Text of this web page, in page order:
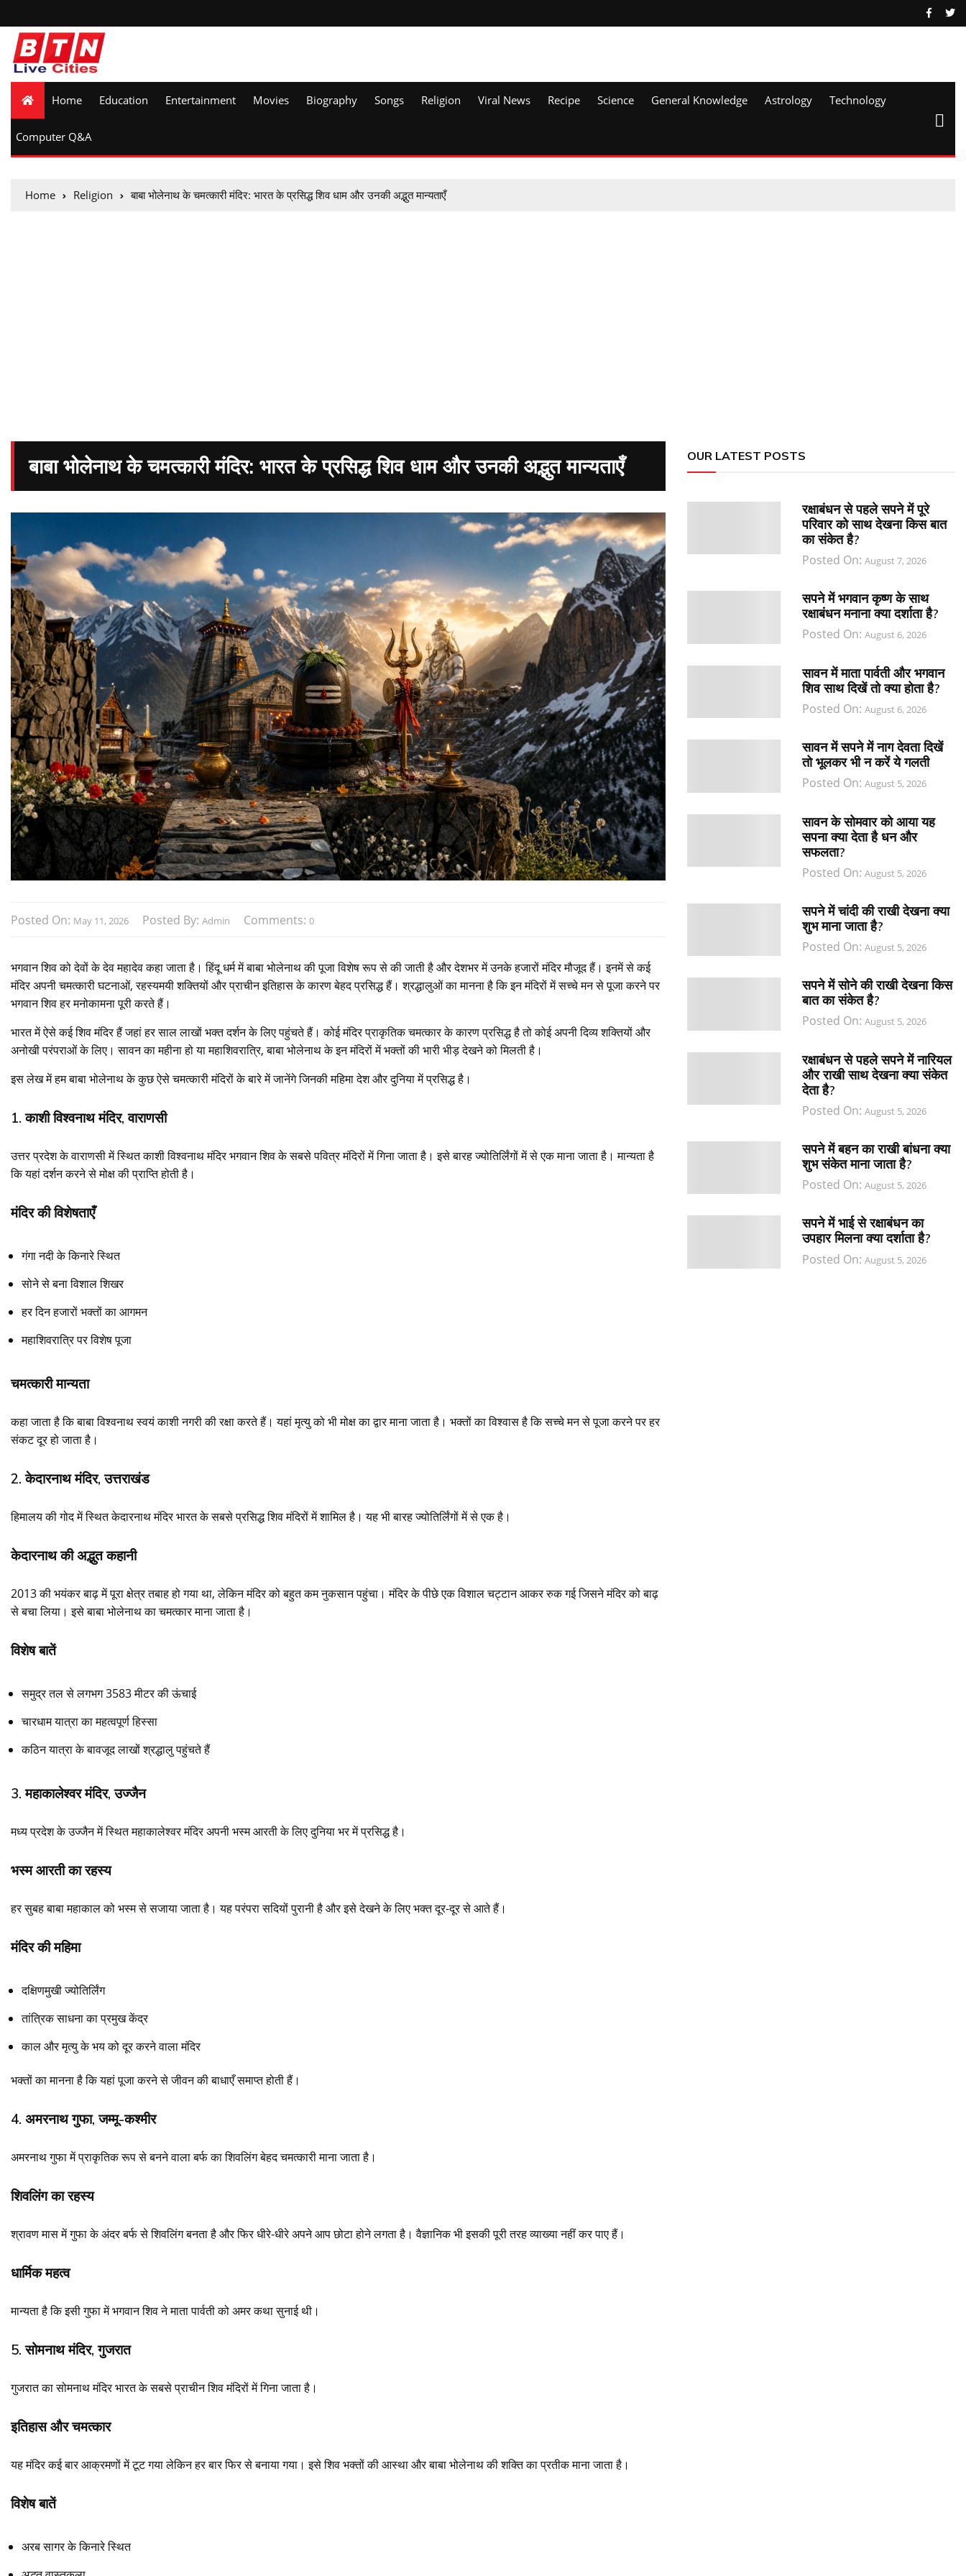
Home Education Entertainment Movies Biography Songs Religion Viral News Recipe Science General Knowledge Astrology Technology
Computer Q&A
Home Religion बाबा भोलेनाथ के चमत्कारी मंदिर: भारत के प्रसिद्ध शिव धाम और उनकी अद्भुत मान्यताएँ
बाबा भोलेनाथ के चमत्कारी मंदिर: भारत के प्रसिद्ध शिव धाम और उनकी अद्भुत मान्यताएँ
Posted On: May 11, 2026 Posted By: Admin Comments: 0
भगवान शिव को देवों के देव महादेव कहा जाता है। हिंदू धर्म में बाबा भोलेनाथ की पूजा विशेष रूप से की जाती है और देशभर में उनके हजारों मंदिर मौजूद हैं। इनमें से कई
मंदिर अपनी चमत्कारी घटनाओं, रहस्यमयी शक्तियों और प्राचीन इतिहास के कारण बेहद प्रसिद्ध हैं। श्रद्धालुओं का मानना है कि इन मंदिरों में सच्चे मन से पूजा करने पर
भगवान शिव हर मनोकामना पूरी करते हैं।
भारत में ऐसे कई शिव मंदिर हैं जहां हर साल लाखों भक्त दर्शन के लिए पहुंचते हैं। कोई मंदिर प्राकृतिक चमत्कार के कारण प्रसिद्ध है तो कोई अपनी दिव्य शक्तियों और
अनोखी परंपराओं के लिए। सावन का महीना हो या महाशिवरात्रि, बाबा भोलेनाथ के इन मंदिरों में भक्तों की भारी भीड़ देखने को मिलती है।
इस लेख में हम बाबा भोलेनाथ के कुछ ऐसे चमत्कारी मंदिरों के बारे में जानेंगे जिनकी महिमा देश और दुनिया में प्रसिद्ध है।
1. काशी विश्वनाथ मंदिर, वाराणसी
उत्तर प्रदेश के वाराणसी में स्थित काशी विश्वनाथ मंदिर भगवान शिव के सबसे पवित्र मंदिरों में गिना जाता है। इसे बारह ज्योतिर्लिंगों में से एक माना जाता है। मान्यता है
कि यहां दर्शन करने से मोक्ष की प्राप्ति होती है।
मंदिर की विशेषताएँ
गंगा नदी के किनारे स्थित
सोने से बना विशाल शिखर
हर दिन हजारों भक्तों का आगमन
महाशिवरात्रि पर विशेष पूजा
चमत्कारी मान्यता
कहा जाता है कि बाबा विश्वनाथ स्वयं काशी नगरी की रक्षा करते हैं। यहां मृत्यु को भी मोक्ष का द्वार माना जाता है। भक्तों का विश्वास है कि सच्चे मन से पूजा करने पर हर
संकट दूर हो जाता है।
2. केदारनाथ मंदिर, उत्तराखंड
हिमालय की गोद में स्थित केदारनाथ मंदिर भारत के सबसे प्रसिद्ध शिव मंदिरों में शामिल है। यह भी बारह ज्योतिर्लिंगों में से एक है।
केदारनाथ की अद्भुत कहानी
2013 की भयंकर बाढ़ में पूरा क्षेत्र तबाह हो गया था, लेकिन मंदिर को बहुत कम नुकसान पहुंचा। मंदिर के पीछे एक विशाल चट्टान आकर रुक गई जिसने मंदिर को बाढ़
से बचा लिया। इसे बाबा भोलेनाथ का चमत्कार माना जाता है।
विशेष बातें
समुद्र तल से लगभग 3583 मीटर की ऊंचाई
चारधाम यात्रा का महत्वपूर्ण हिस्सा
कठिन यात्रा के बावजूद लाखों श्रद्धालु पहुंचते हैं
3. महाकालेश्वर मंदिर, उज्जैन
मध्य प्रदेश के उज्जैन में स्थित महाकालेश्वर मंदिर अपनी भस्म आरती के लिए दुनिया भर में प्रसिद्ध है।
भस्म आरती का रहस्य
हर सुबह बाबा महाकाल को भस्म से सजाया जाता है। यह परंपरा सदियों पुरानी है और इसे देखने के लिए भक्त दूर-दूर से आते हैं।
मंदिर की महिमा
दक्षिणमुखी ज्योतिर्लिंग
तांत्रिक साधना का प्रमुख केंद्र
काल और मृत्यु के भय को दूर करने वाला मंदिर
भक्तों का मानना है कि यहां पूजा करने से जीवन की बाधाएँ समाप्त होती हैं।
4. अमरनाथ गुफा, जम्मू-कश्मीर
अमरनाथ गुफा में प्राकृतिक रूप से बनने वाला बर्फ का शिवलिंग बेहद चमत्कारी माना जाता है।
शिवलिंग का रहस्य
श्रावण मास में गुफा के अंदर बर्फ से शिवलिंग बनता है और फिर धीरे-धीरे अपने आप छोटा होने लगता है। वैज्ञानिक भी इसकी पूरी तरह व्याख्या नहीं कर पाए हैं।
धार्मिक महत्व
मान्यता है कि इसी गुफा में भगवान शिव ने माता पार्वती को अमर कथा सुनाई थी।
5. सोमनाथ मंदिर, गुजरात
गुजरात का सोमनाथ मंदिर भारत के सबसे प्राचीन शिव मंदिरों में गिना जाता है।
इतिहास और चमत्कार
यह मंदिर कई बार आक्रमणों में टूट गया लेकिन हर बार फिर से बनाया गया। इसे शिव भक्तों की आस्था और बाबा भोलेनाथ की शक्ति का प्रतीक माना जाता है।
विशेष बातें
अरब सागर के किनारे स्थित
OUR LATEST POSTS
रक्षाबंधन से पहले सपने में पूरे
परिवार को साथ देखना किस बात
का संकेत है?
Posted On:August 7, 2026
सपने में भगवान कृष्ण के साथ
रक्षाबंधन मनाना क्या दर्शाता है?
Posted On:August 6, 2026
सावन में माता पार्वती और भगवान
शिव साथ दिखें तो क्या होता है?
Posted On:August 6, 2026
सावन में सपने में नाग देवता दिखें
तो भूलकर भी न करें ये गलती
Posted On:August 5, 2026
सावन के सोमवार को आया यह
सपना क्या देता है धन और
सफलता?
Posted On:August 5, 2026
सपने में चांदी की राखी देखना क्या
शुभ माना जाता है?
Posted On:August 5, 2026
सपने में सोने की राखी देखना किस
बात का संकेत है?
Posted On:August 5, 2026
रक्षाबंधन से पहले सपने में नारियल
और राखी साथ देखना क्या संकेत
देता है?
Posted On:August 5, 2026
सपने में बहन का राखी बांधना क्या
शुभ संकेत माना जाता है?
Posted On:August 5, 2026
सपने में भाई से रक्षाबंधन का
उपहार मिलना क्या दर्शाता है?
Posted On:August 5, 2026